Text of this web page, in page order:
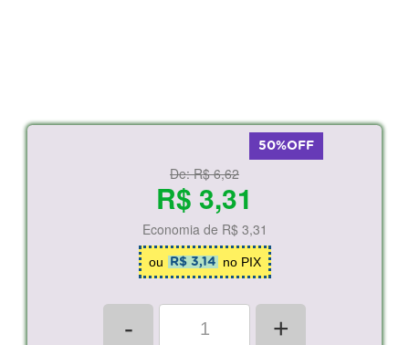
50%OFF
De:R$ 6,62
R$ 3,31
Economia de R$ 3,31
ou R$ 3,14 no PIX
- +